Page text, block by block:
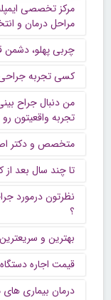
مرکز تخصصی
مراحل درمان و
چربی پهلو،
کسی تجربه جراحی
من دنبال جراح
تجربه واقعیتون
متخصص و دکتر
تا چند سال بعد
نظرتون درمورد
؟
بهترین و
قیمت اجاره دستگاه
درمان بیماری